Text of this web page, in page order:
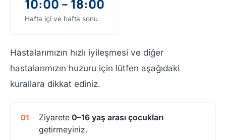
10:00 – 18:00
Hafta içi ve hafta sonu
Hastalarımızın hızlı iyileşmesi ve diğer
hastalarımızın huzuru için lütfen aşağıdaki
kurallara dikkat ediniz.
Ziyarete 0–16 yaş arası çocukları
getirmeyiniz.